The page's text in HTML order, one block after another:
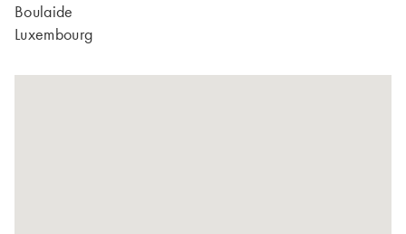
Boulaide
Luxembourg